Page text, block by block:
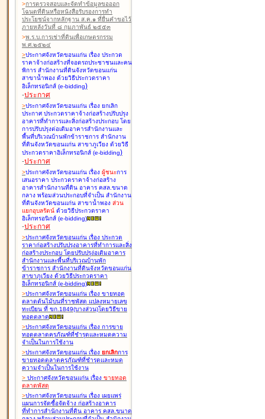
>การตรวจสอบและจัดทำข้อมูลขอออก
โฉนดที่ดินหรือหนังสือรับรองการทำ
ประโยชน์จากหลักฐาน ส.ค.๑ ที่ยื่นคำขอไว้
ภายหลังวันที่ ๘ กุมภาพันธ์ ๒๕๕๓
>พ.ร.บ.การเช่าที่ดินเพื่อเกษตรกรรม
พ.ศ.๒๕๒๔
>ประกาศจังหวัดขอนแก่น เรื่อง ประกวด
ราคาจ้างก่อสร้างที่จอดรถประชาชนและคน
พิการ สำนักงานที่ดินจังหวัดขอนแก่น
สาขาน้ำพอง ด้วยวิธีประกวดราคา
อิเล็กทรอนิกส์ (e-bidding)
-ประกาศ
>ประกาศจังหวัดขอนแก่น เรื่อง ยกเลิก
ประกาศ ประกวดราคาจ้างก่อสร้างปรับปรุง
อาคารที่ทำการและสิ่งก่อสร้างประกอบ โดย
การปรับปรุงต่อเติมอาคารสำนักงานและ
พื้นที่บริเวณบ้านพักข้าราชการ สำนักงาน
ที่ดินจังหวัดขอนแก่น สาขาภูเวียง ด้วยวิธี
ประกวดราคาอิเล็กทรอนิกส์ (e-bidding)
-ประกาศ
>ประกาศจังหวัดขอนแก่น เรื่อง ผู้ชนะการ
เสนอราคา ประกวดราคาจ้างก่อสร้าง
อาคารสำนักงานที่ดิน อาคาร คสล.ขนาด
กลาง พร้อมส่วนประกอบที่จำเป็น สำนักงาน
ที่ดินจังหวัดขอนแก่น สาขาน้ำพอง ส่วน
แยกอุบลรัตน์ ด้วยวิธีประกวดราคา
อิเล็กทรอนิกส์ (e-bidding)
-ประกาศ
>ประกาศจังหวัดขอนแก่น เรื่อง ประกวด
ราคาก่อสร้างปรับปรุงอาคารที่ทำการและสิ่ง
ก่อสร้างประกอบ โดยปรับปรุง่อเติมอาคาร
สำนักงานและพื้นที่บริเวณบ้านพัก
ข้าราชการ สำนักงานที่ดินจังหวัดขอนแก่น
สาขาภูเวียง ด้วยวิธีประกวดราคา
อิเล็กทรอนิกส์ (e-bidding)
>ประกาศจังหวัดขอนแก่น เรื่อง ขายทอด
ตลาดต้นไม้บนที่ราชพัสดุ แปลงหมายเลข
ทะเบียน ที่ ขก.1849(บางส่วน)โดยวิธีขาย
ทอดตลาด
>ประกาศจังหวัดขอนแก่น เรื่อง การขาย
ทอดตลาดครุภัณฑ์ที่ชำรุดและหมดความ
จำเป็นในการใช้งาน
>ประกาศจังหวัดขอนแก่น เรื่อง ยกเลิกการ
ขายทอดตลาดครุภัณฑ์ที่ชำรุดและหมด
ความจำเป็นในการใช้งาน
> ประกาศจังหวัดขอนแก่น เรื่อง ขายทอด
ตลาดพัสดุ
>ประกาศจังหวัดขอนแก่น เรื่อง เผยแพร่
แผนการจัดซื้อจัดจ้าง ก่อสร้างอาคาร
ที่ทำการสำนักงานที่ดิน อาคาร คสล.ขนาด